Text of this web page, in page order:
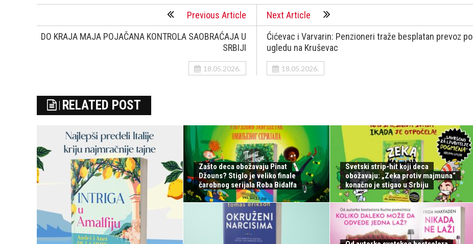
Previous Article
DO KRAJA MAJA POJAČANA KONTROLA SAOBRAĆAJA U
SRBIJI
18.05.2026.
Next Article
Ćićevac i Varvarin: Penzioneri traže besplatan prevoz po
ugledu na Kruševac
18.05.2026.
RELATED POST
Zašto deca obožavaju Pinat
Džouns? Stiglo je veliko finale
čarobnog serijala Roba Bidalfa
Svetski strip-hit koji deca
obožavaju: „Zeka protiv majmuna“
konačno je stigao u Srbiju